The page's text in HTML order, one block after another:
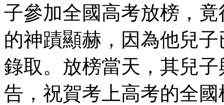
子參加全國高考放榜，
的神蹟顯赫，因為他兒
錄取。放榜當天，其兒
告，祝賀考上高考的全